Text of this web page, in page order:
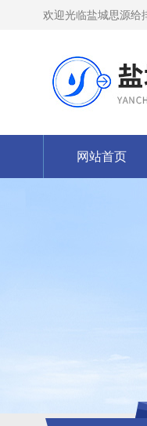
欢迎光临盐城思源给
网站首页